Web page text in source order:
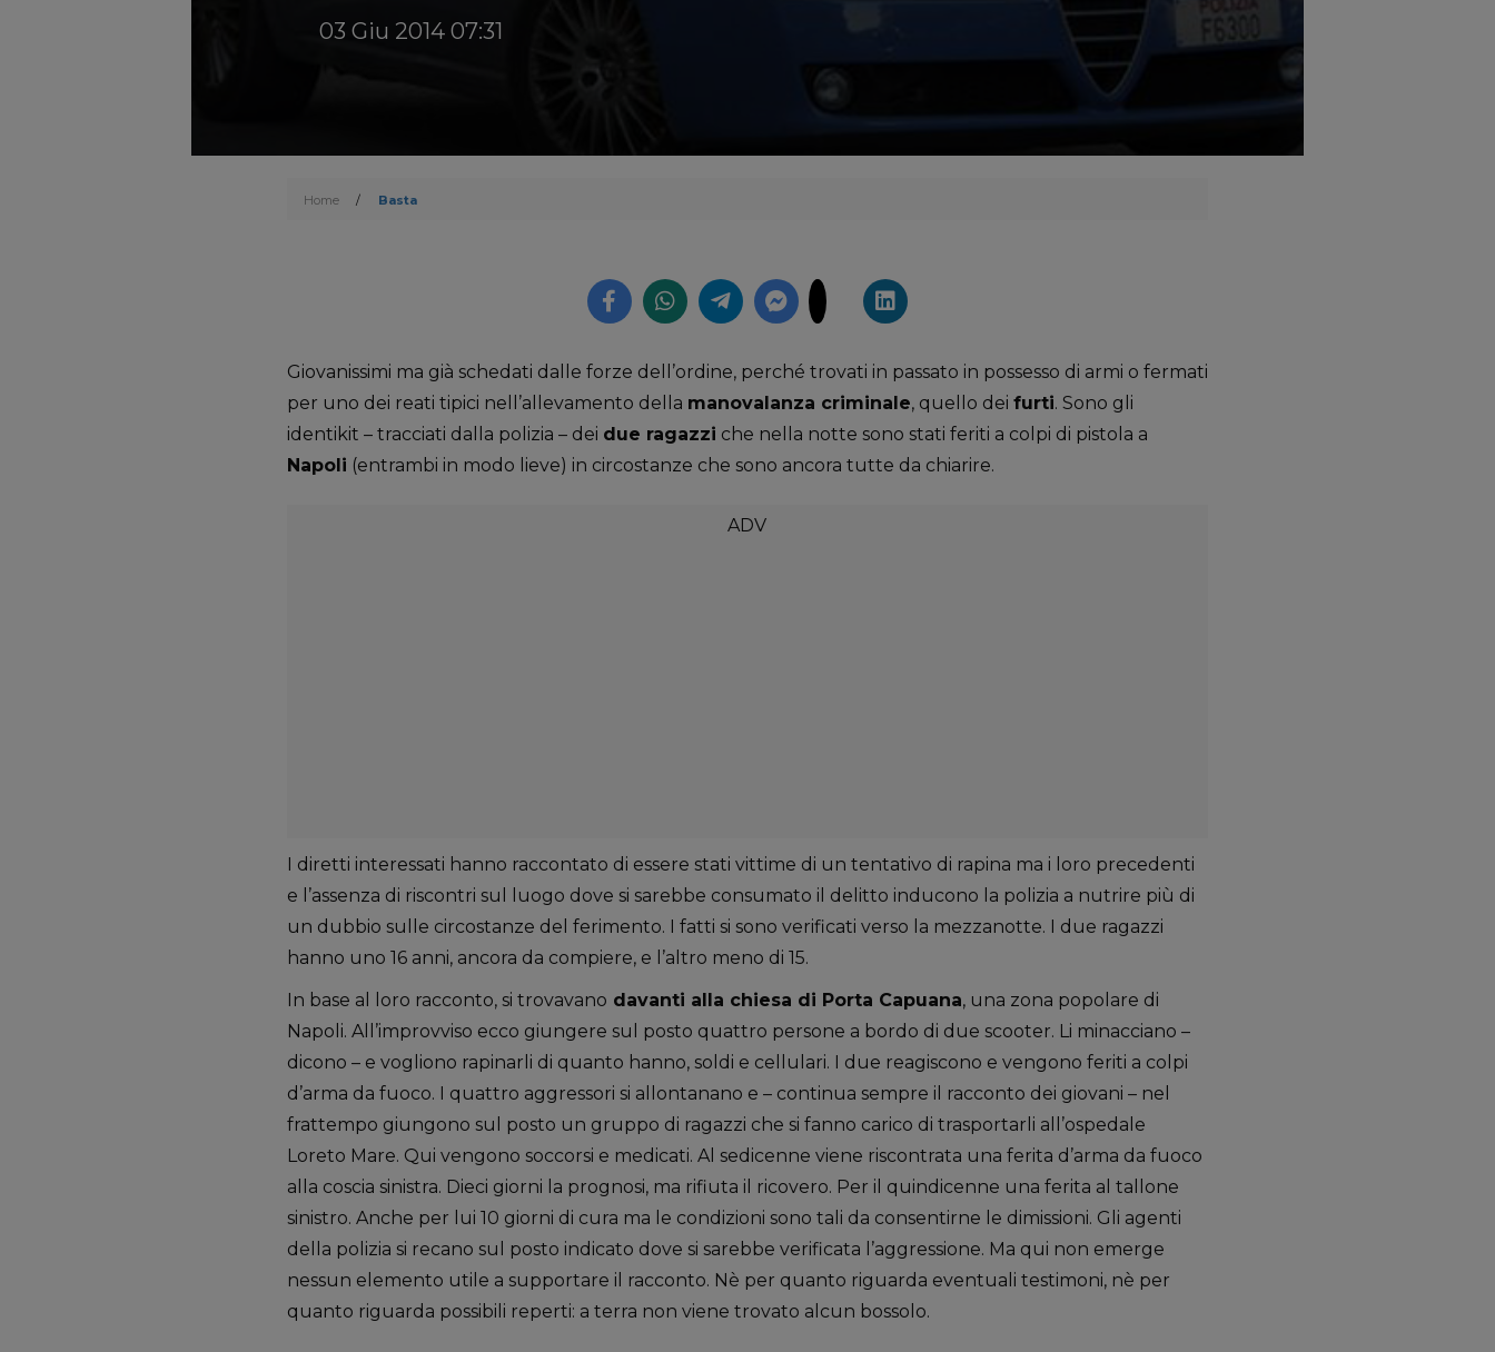
03 Giu 2014 07:31
Home / Basta
Giovanissimi ma già schedati dalle forze dell’ordine, perché trovati in passato in possesso di armi o fermati
per uno dei reati tipici nell’allevamento della manovalanza criminale, quello dei furti. Sono gli
identikit – tracciati dalla polizia – dei due ragazzi che nella notte sono stati feriti a colpi di pistola a
Napoli (entrambi in modo lieve) in circostanze che sono ancora tutte da chiarire.
I diretti interessati hanno raccontato di essere stati vittime di un tentativo di rapina ma i loro precedenti
e l’assenza di riscontri sul luogo dove si sarebbe consumato il delitto inducono la polizia a nutrire più di
un dubbio sulle circostanze del ferimento. I fatti si sono verificati verso la mezzanotte. I due ragazzi
hanno uno 16 anni, ancora da compiere, e l’altro meno di 15.
In base al loro racconto, si trovavano davanti alla chiesa di Porta Capuana, una zona popolare di
Napoli. All’improvviso ecco giungere sul posto quattro persone a bordo di due scooter. Li minacciano –
dicono – e vogliono rapinarli di quanto hanno, soldi e cellulari. I due reagiscono e vengono feriti a colpi
d’arma da fuoco. I quattro aggressori si allontanano e – continua sempre il racconto dei giovani – nel
frattempo giungono sul posto un gruppo di ragazzi che si fanno carico di trasportarli all’ospedale
Loreto Mare. Qui vengono soccorsi e medicati. Al sedicenne viene riscontrata una ferita d’arma da fuoco
alla coscia sinistra. Dieci giorni la prognosi, ma rifiuta il ricovero. Per il quindicenne una ferita al tallone
sinistro. Anche per lui 10 giorni di cura ma le condizioni sono tali da consentirne le dimissioni. Gli agenti
della polizia si recano sul posto indicato dove si sarebbe verificata l’aggressione. Ma qui non emerge
nessun elemento utile a supportare il racconto. Nè per quanto riguarda eventuali testimoni, nè per
quanto riguarda possibili reperti: a terra non viene trovato alcun bossolo.